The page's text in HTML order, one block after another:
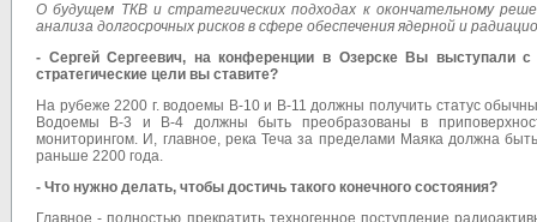
О будущем ТКВ и стратегических подходах к окончательному
анализа долгосрочных рисков в сфере обеспечения ядерной и
- Сергей Сергеевич, на конференции в Озерске Вы выступали с
стратегические цели вы ставите?
На рубеже 2200 г. водоемы В-10 и В-11 должны получить статус
Водоемы В-3 и В-4 должны быть преобразованы в
мониторингом. И, главное, река Теча за пределами Маяка должна
раньше 2200 года.
- Что нужно делать, чтобы достичь такого конечного состояния?
Главное - полностью прекратить техногенное поступление